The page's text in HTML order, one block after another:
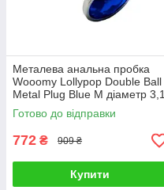
Металева анальна пробка
Wooomy Lollypop Double Ball
Metal Plug Blue M діаметр 3,1
см, довжина 9,4 см
Готово до відправки
772 ₴ 909 ₴
Купити